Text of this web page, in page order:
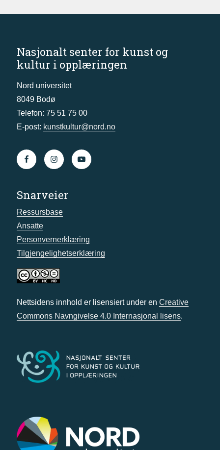
Nasjonalt senter for kunst og
kultur i opplæringen
Nord universitet
8049 Bodø
Telefon: 75 51 75 00
E-post: kunstkultur@nord.no
Snarveier
Ressursbase
Ansatte
Personvernerklæring
Tilgjengelighetserklæring
Nettsidens innhold er lisensiert under en Creative
Commons Navngivelse 4.0 Internasjonal lisens.